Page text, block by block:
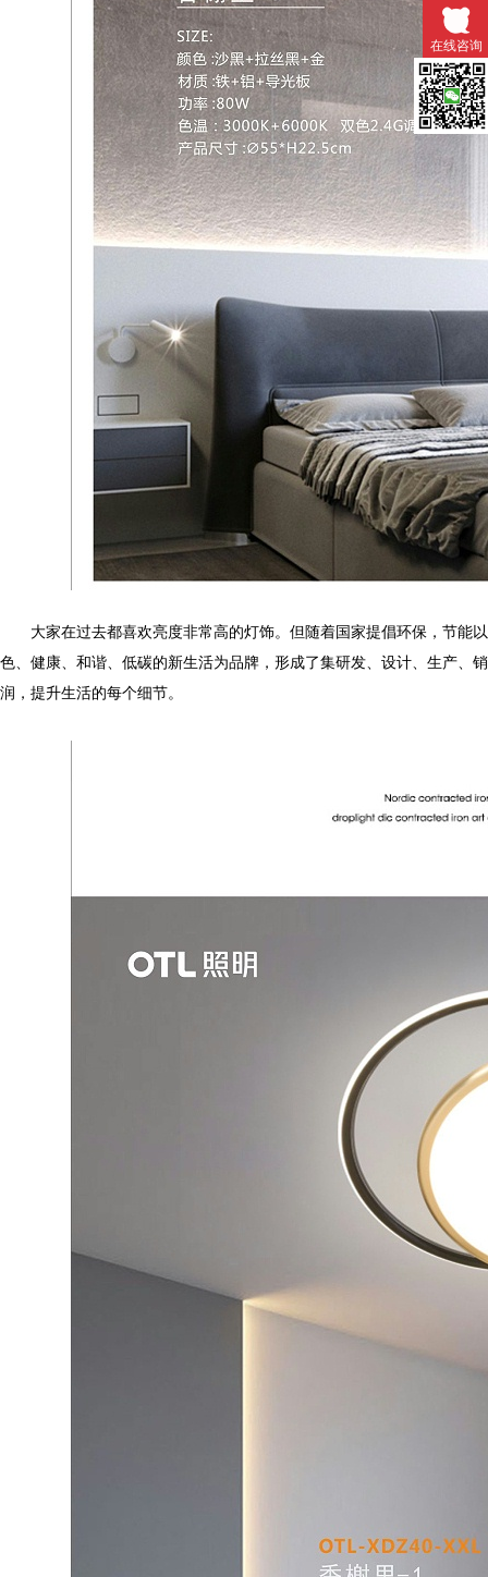
大家在过去都喜欢亮度非常高的灯饰。但随着国家提倡环保，节能
色、健康、和谐、低碳的新生活为品牌，形成了集研发、设计、生产
润，提升生活的每个细节。
在线咨询
微信扫一扫